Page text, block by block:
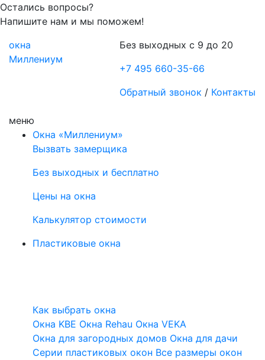
Остались вопросы?
Напишите нам и мы поможем!
окна
Миллениум
Без выходных с 9 до 20
+7 495 660-35-66
Обратный звонок / Контакты
меню
Окна «Миллениум»
Вызвать замерщика
Без выходных и бесплатно
Цены на окна
Калькулятор стоимости
Пластиковые окна
Как выбрать окна
Окна KBE Окна Rehau Окна VEKA
Окна для загородных домов Окна для дачи
Серии пластиковых окон Все размеры окон